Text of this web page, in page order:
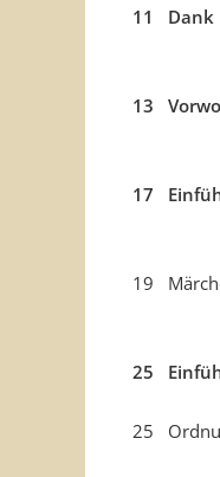
11 Dank
13
17
19
25
25